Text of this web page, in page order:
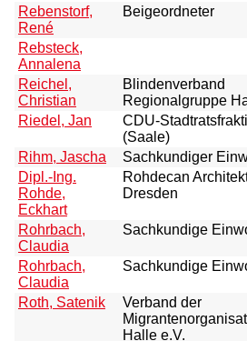
Rebenstorf,
René
Beigeordneter
Rebsteck,
Annalena
Reichel,
Christian
Blindenverband
Regionalgruppe
Riedel, Jan
CDU-
(Saale)
Rihm, Jascha
Sachkundiger
Dipl.-Ing.
Rohde,
Eckhart
Rohdecan
Dresden
Rohrbach,
Claudia
Sachkundige
Rohrbach,
Claudia
Sachkundige
Roth, Satenik
Verband der
Halle e.V.